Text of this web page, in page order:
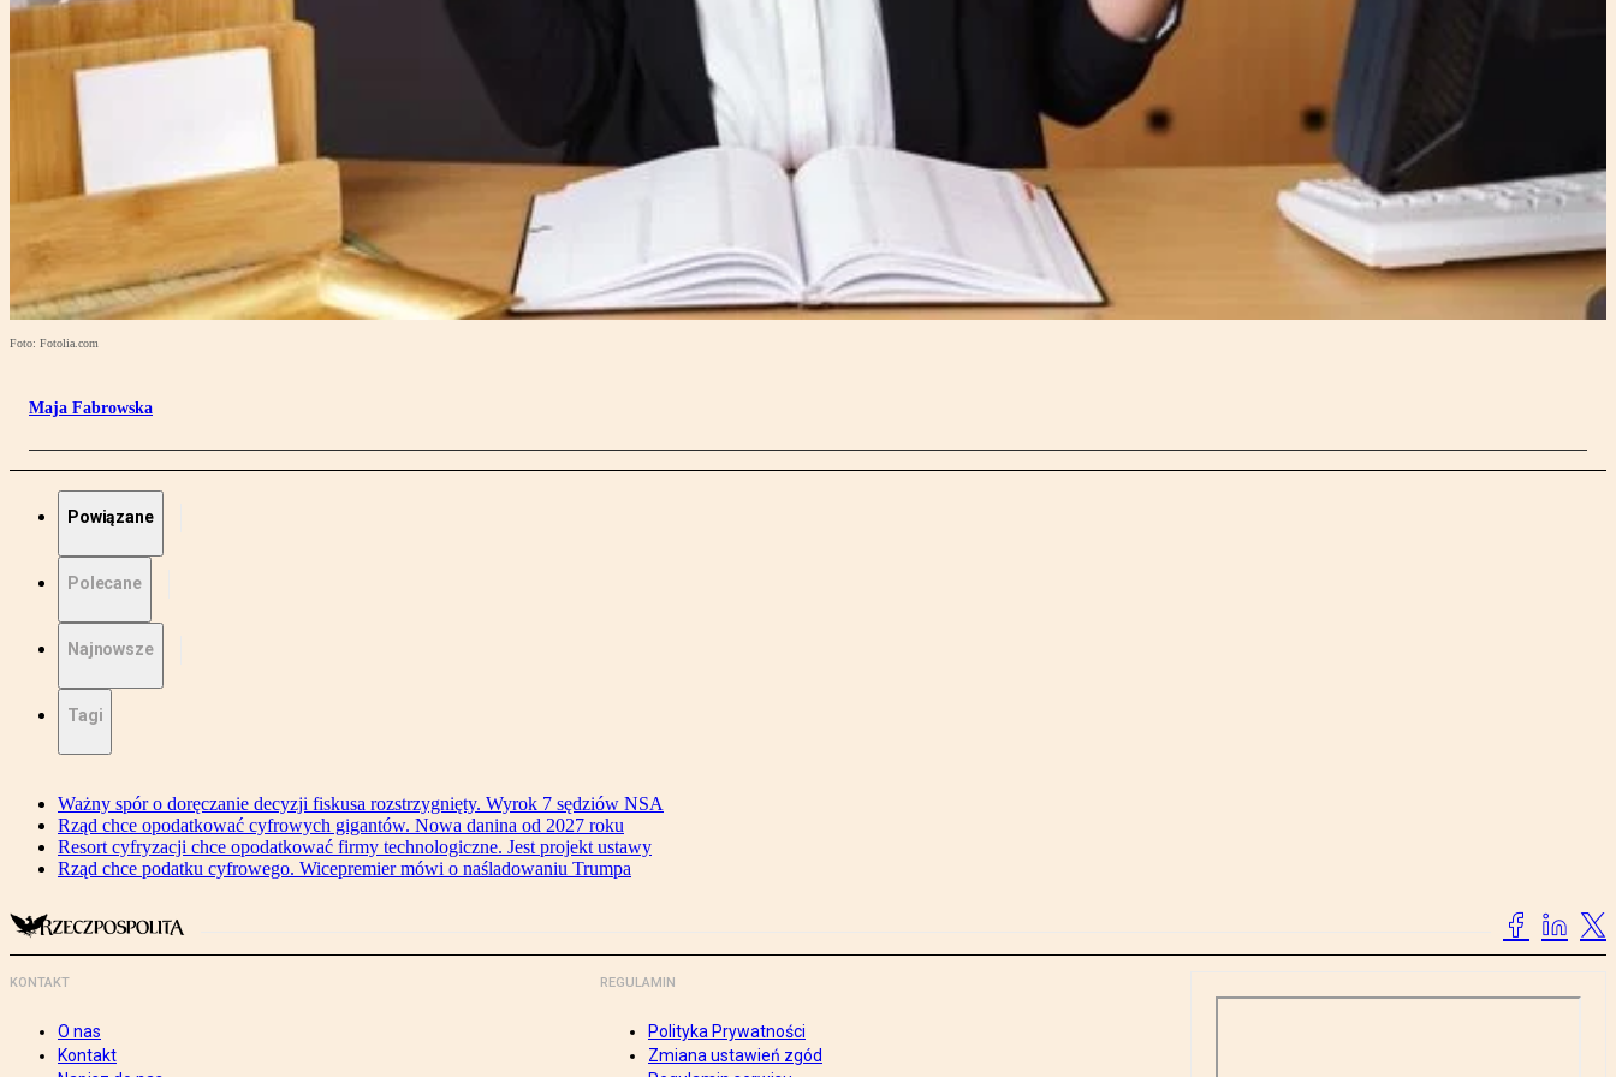
Foto: Fotolia.com
Maja Fabrowska
Powiązane
Polecane
Najnowsze
Tagi
Ważny spór o doręczanie decyzji fiskusa rozstrzygnięty. Wyrok 7 sędziów NSA
Rząd chce opodatkować cyfrowych gigantów. Nowa danina od 2027 roku
Resort cyfryzacji chce opodatkować firmy technologiczne. Jest projekt ustawy
Rząd chce podatku cyfrowego. Wicepremier mówi o naśladowaniu Trumpa
KONTAKT
O nas
Kontakt
REGULAMIN
Polityka Prywatności
Zmiana ustawień zgód